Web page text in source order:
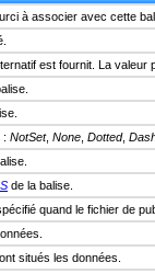
à associer avec cette
est fournit. La valeur
: NotSet, None Dotted,
de la balise.
quand le fichier de
situés les données.